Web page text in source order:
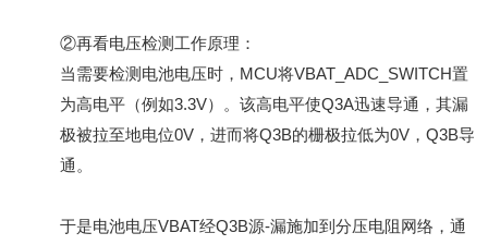
②再看电压检测工作原理：
当需要检测电池电压时，MCU将VBAT_ADC_SWITCH置
为高电平（例如3.3V）。该高电平使Q3A迅速导通，其漏
极被拉至地电位0V，进而将Q3B的栅极拉低为0V，Q3B导
通。
于是电池电压VBAT经Q3B源-漏施加到分压电阻网络，通